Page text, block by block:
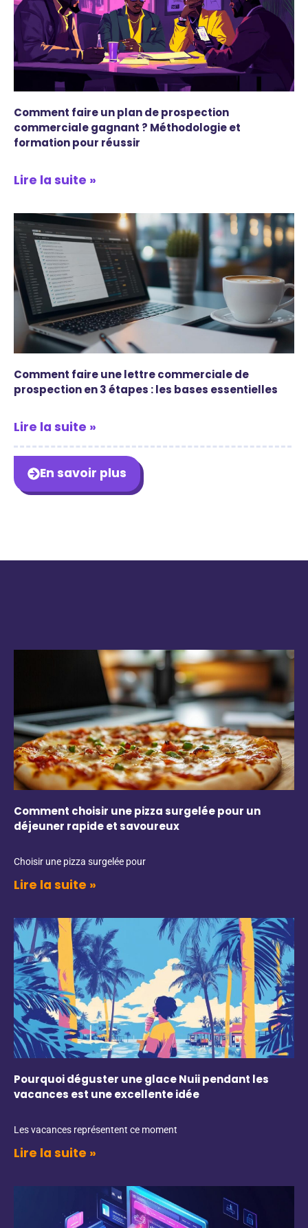
Comment faire un plan de prospection
commerciale gagnant ? Méthodologie et
formation pour réussir
Lire la suite »
Comment faire une lettre commerciale de
prospection en 3 étapes : les bases essentielles
Lire la suite »
En savoir plus
Comment choisir une pizza surgelée pour un
déjeuner rapide et savoureux
Choisir une pizza surgelée pour
Lire la suite »
Pourquoi déguster une glace Nuii pendant les
vacances est une excellente idée
Les vacances représentent ce moment
Lire la suite »